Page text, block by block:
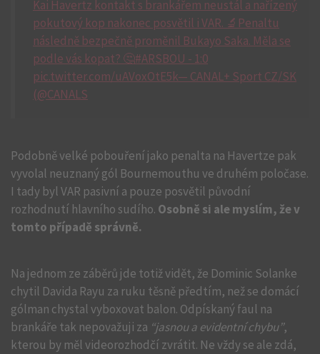
Kai Havertz kontakt s brankářem neustál a nařízený
pokutový kop nakonec posvětil i VAR. 🔬Penaltu
následně bezpečně proměnil Bukayo Saka. Měla se
podle vás kopat? 🤔#ARSBOU - 1:0
pic.twitter.com/uAVoxOtE5k— CANAL+ Sport CZ/SK
(@CANALS
Podobně velké pobouření jako penalta na Havertze pak
vyvolal neuznaný gól Bournemouthu ve druhém poločase.
I tady byl VAR pasivní a pouze posvětil původní
rozhodnutí hlavního sudího. Osobně si ale myslím, že v
tomto případě správně.
Na jednom ze záběrů jde totiž vidět, že Dominic Solanke
chytil Davida Rayu za ruku těsně předtím, než se domácí
gólman chystal vyboxovat balon. Odpískaný faul na
brankáře tak nepovažuji za “jasnou a evidentní chybu”,
kterou by měl videorozhodčí zvrátit. Ne vždy se ale zdá,